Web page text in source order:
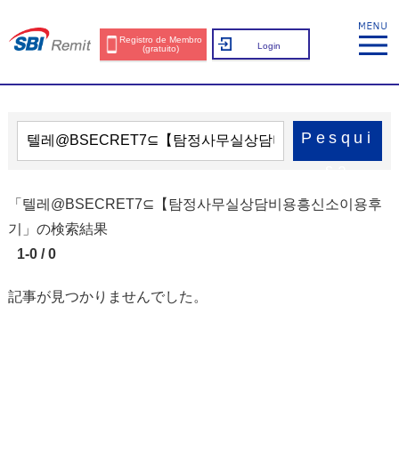
Registro de Membro
(gratuito)
Login
Pesqui
「텔레@BSECRET7⊆【탐정사무실상담비용흥신소이용후
기」の検索結果
1-0 / 0
記事が見つかりませんでした。